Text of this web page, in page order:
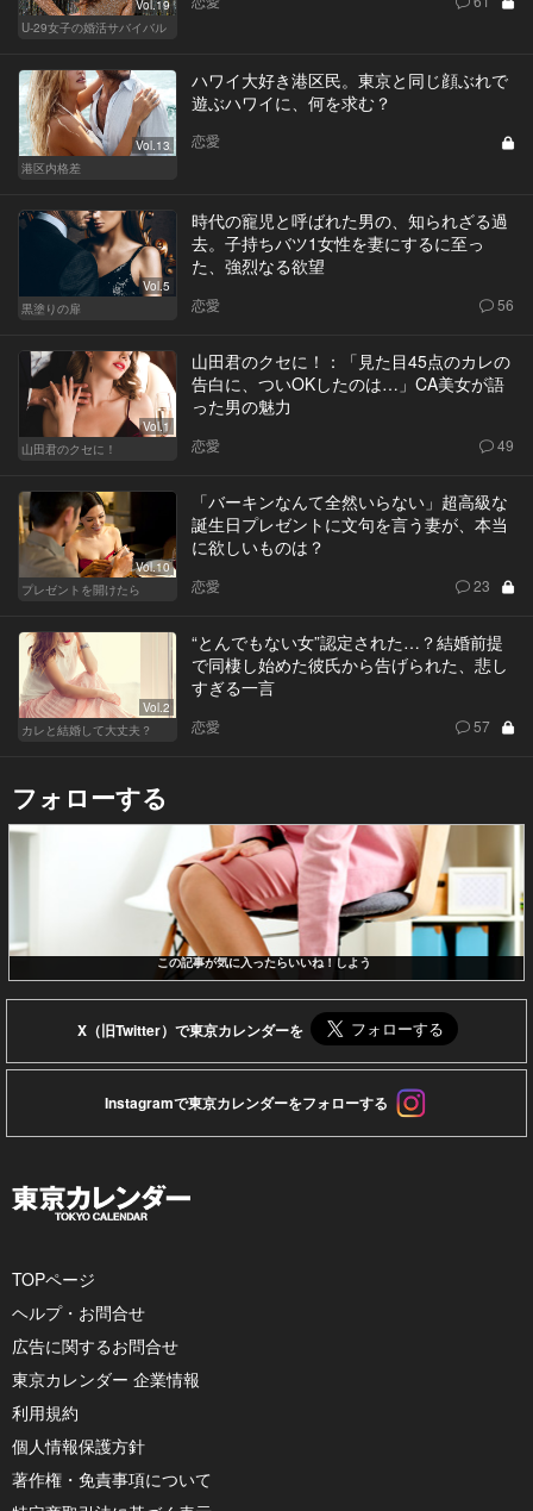
Vol.19
U-29女子の婚活サバイバル
Vol.13
港区内格差
ハワイ大好き港区民。東京と同じ顔ぶれで
遊ぶハワイに、何を求む？
恋愛
Vol.5
黒塗りの扉
時代の寵児と呼ばれた男の、知られざる過
去。子持ちバツ1女性を妻にするに至っ
た、強烈なる欲望
恋愛 56
Vol.1
山田君のクセに！
山田君のクセに！：「見た目45点のカレの
告白に、ついOKしたのは…」CA美女が語
った男の魅力
恋愛 49
Vol.10
プレゼントを開けたら
「バーキンなんて全然いらない」超高級な
誕生日プレゼントに文句を言う妻が、本当
に欲しいものは？
恋愛 23
Vol.2
カレと結婚して大丈夫？
“とんでもない女”認定された…？結婚前提
で同棲し始めた彼氏から告げられた、悲し
すぎる一言
恋愛 57
フォローする
この記事が気に入ったらいいね！しよう
X（旧Twitter）で東京カレンダーを
Instagramで東京カレンダーをフォローする
TOPページ
ヘルプ・お問合せ
広告に関するお問合せ
東京カレンダー 企業情報
利用規約
個人情報保護方針
著作権・免責事項について